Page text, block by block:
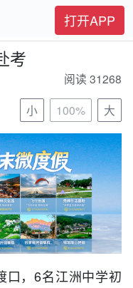
打开APP
考
阅读 31268
小
100% 大
口，6名江洲中学初